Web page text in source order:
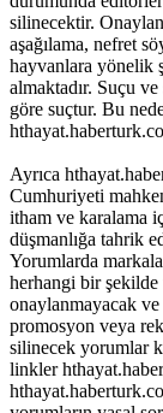
silinecektir.
aşağılama, nefret
hayvanlara yönelik
almaktadır. Suçu
göre suçtur. Bu
Ayrıca
Cumhuriyeti
itham ve karalama
düşmanlığa tahrik
Yorumlarda
herhangi bir
onaylanmayacak
promosyon veya
silinecek yorumlar
linkler